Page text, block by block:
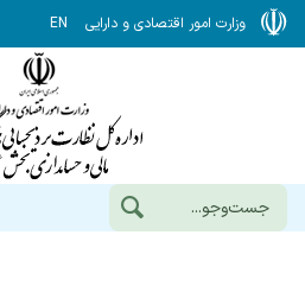
وزارت امور اقتصادی و دارایی EN